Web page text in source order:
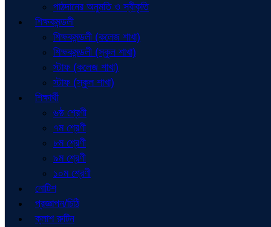
পাঠদানের অনুমতি ও স্বীকৃতি
শিক্ষকমন্ডলী
শিক্ষকমন্ডলী (কলেজ শাখা)
শিক্ষকমন্ডলী (স্কুল শাখা)
স্টাফ (কলেজ শাখা)
স্টাফ (স্কুল শাখা)
শিক্ষার্থী
৬ষ্ঠ শ্রেণী
৭ম শ্রেণী
৮ম শ্রেণী
৯ম শ্রেণী
১০ম শ্রেণী
নোটিশ
প্রজ্ঞাপন/চিঠি
ক্লাশ রুটিন